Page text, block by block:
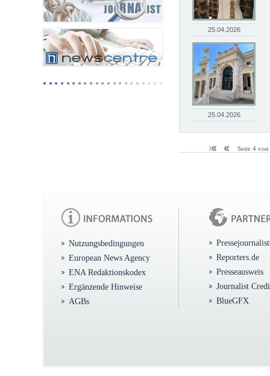
25.04.2026
25.04.2026
Seite 4 von
Nutzungsbedingungen
European News Agency
ENA Redaktionskodex
Ergänzende Hinweise
AGBs
Reporters.de
Presseausweis
Journalist
BlueGFX